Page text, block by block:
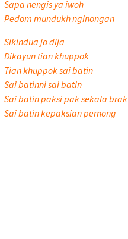
Sapa nengis ya iwoh
Pedom mundukh nginongan
Sikindua jo dija
Dikayun tian khuppok
Tian khuppok sai batin
Sai batinni sai batin
Sai batin paksi pak sekala brak
Sai batin kepaksian pernong